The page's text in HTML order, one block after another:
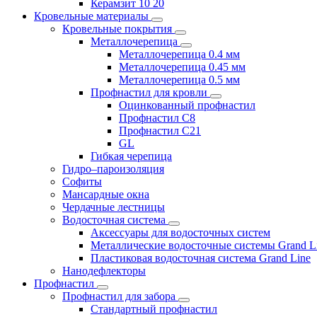
Керамзит 10 20
Кровельные материалы
Кровельные покрытия
Металлочерепица
Металлочерепица 0.4 мм
Металлочерепица 0.45 мм
Металлочерепица 0.5 мм
Профнастил для кровли
Оцинкованный профнастил
Профнастил С8
Профнастил С21
GL
Гибкая черепица
Гидро–пароизоляция
Софиты
Мансардные окна
Чердачные лестницы
Водосточная система
Аксессуары для водосточных систем
Металлические водосточные системы Grand
Пластиковая водосточная система Grand Line
Нанодефлекторы
Профнастил
Профнастил для забора
Стандартный профнастил